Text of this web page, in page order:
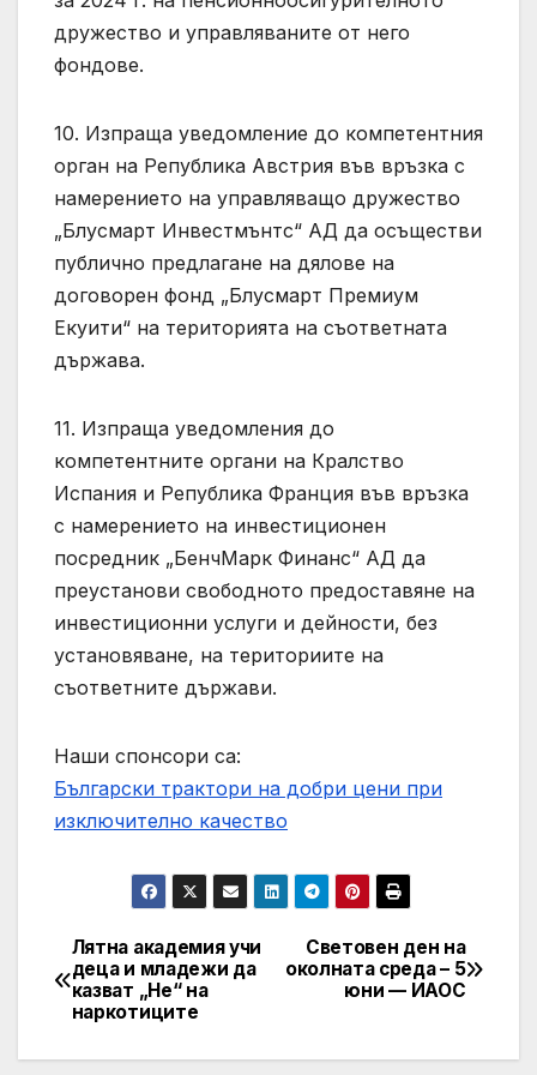
дружество и управляваните от него
фондове.
10. Изпраща уведомление до компетентния
орган на Република Австрия във връзка с
намерението на управляващо дружество
„Блусмарт Инвестмънтс“ АД да осъществи
публично предлагане на дялове на
договорен фонд „Блусмарт Премиум
Екуити“ на територията на съответната
държава.
11. Изпраща уведомления до
компетентните органи на Кралство
Испания и Република Франция във връзка
с намерението на инвестиционен
посредник „БенчМарк Финанс“ АД да
преустанови свободното предоставяне на
инвестиционни услуги и дейности, без
установяване, на териториите на
съответните държави.
Наши спонсори са:
Български трактори на добри цени при
изключително качество
Post
navigation
Световен ден на
околната среда – 5
юни — ИАОС
Лятна академия учи
деца и младежи да
казват „Не“ на
наркотиците